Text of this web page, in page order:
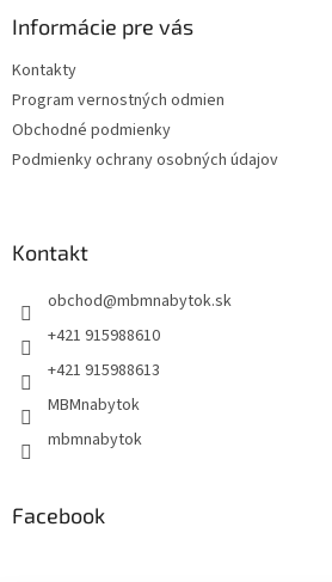
Informácie pre vás
Kontakty
Program vernostných odmien
Obchodné podmienky
Podmienky ochrany osobných údajov
Kontakt
obchod@mbmnabytok.sk
+421 915988610
+421 915988613
MBMnabytok
mbmnabytok
Facebook